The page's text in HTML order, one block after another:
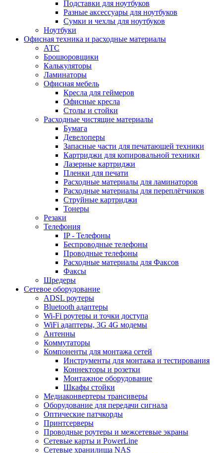
Подставки для ноутбуков
Разные аксессуары для ноутбуков
Сумки и чехлы для ноутбуков
Ноутбуки
Офисная техника и расходные материалы
АТС
Брошюровщики
Калькуляторы
Ламинаторы
Офисная мебель
Кресла для геймеров
Офисные кресла
Столы и стойки
Расходные чистящие материалы
Бумага
Девелоперы
Запасные части для печатающей техники
Картриджи для копировальной техники
Лазерные картриджи
Пленки для печати
Расходные материалы для ламинаторов
Расходные материалы для переплётчиков
Струйные картриджи
Тонеры
Резаки
Телефония
IP - Телефоны
Беспроводные телефоны
Проводные телефоны
Расходные материалы для Факсов
Факсы
Шредеры
Сетевое оборудование
ADSL роутеры
Bluetooth адаптеры
Wi-Fi роутеры и точки доступа
WiFi адаптеры, 3G 4G модемы
Антенны
Коммутаторы
Компоненты для монтажа сетей
Инструменты для монтажа и тестирования
Коннекторы и розетки
Монтажное оборудование
Шкафы стойки
Медиаконвертеры трансиверы
Оборудование для передачи сигнала
Оптические патчкорды
Принтсерверы
Проводные роутеры и межсетевые экраны
Сетевые карты и PowerLine
Сетевые хранилища NAS